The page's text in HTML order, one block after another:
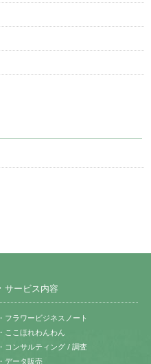
サービス内容
・フラワービジネスノート
・ここほれわんわん
・コンサルティング / 調査
・データ販売